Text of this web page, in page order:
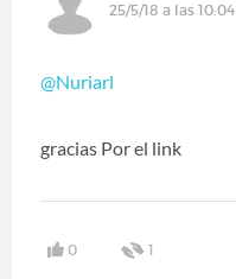
25/5/18 a las 10:04
@Nuriarl
gracias Por el link
0 1